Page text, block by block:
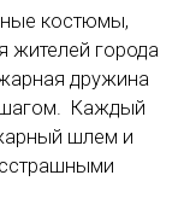
костюмы,
города
дружина
шагом. Каждый
шлем и